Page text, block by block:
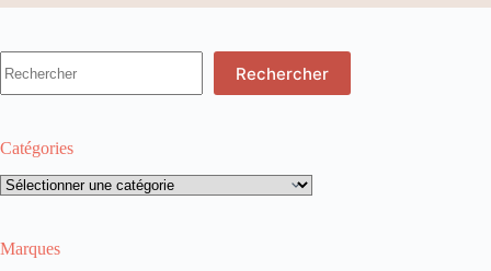
Rechercher
résultat
Catégories
Catégories
Marques